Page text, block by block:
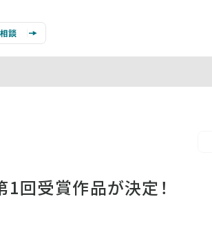
談
1回受賞作品が決定！